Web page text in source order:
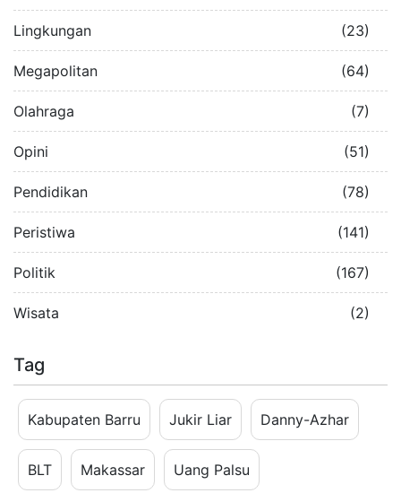
Lingkungan (23)
Megapolitan (64)
Olahraga (7)
Opini (51)
Pendidikan (78)
Peristiwa (141)
Politik (167)
Wisata (2)
Tag
Kabupaten Barru Jukir Liar Danny-Azhar
BLT Makassar Uang Palsu